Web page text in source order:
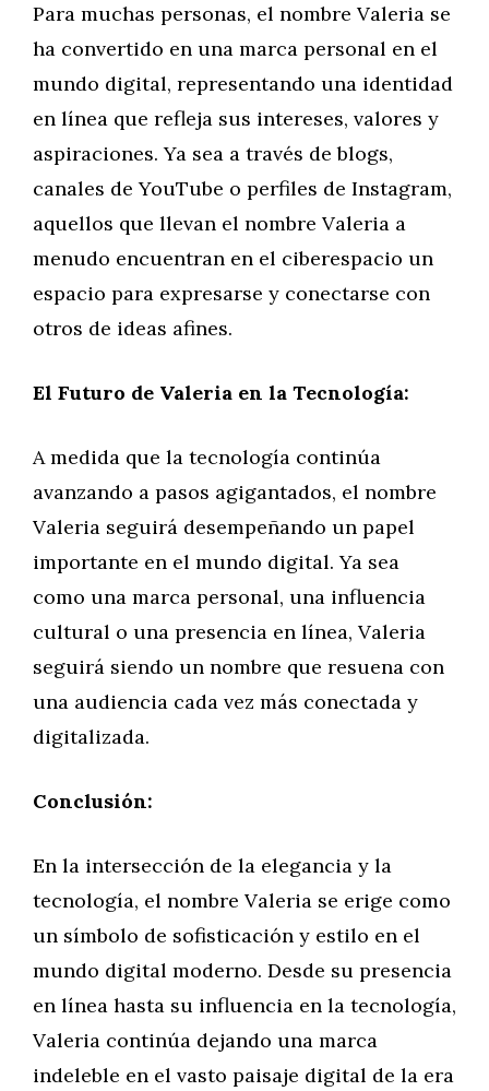
Para muchas personas, el nombre Valeria se
ha convertido en una marca personal en el
mundo digital, representando una identidad
en línea que refleja sus intereses, valores y
aspiraciones. Ya sea a través de blogs,
canales de YouTube o perfiles de Instagram,
aquellos que llevan el nombre Valeria a
menudo encuentran en el ciberespacio un
espacio para expresarse y conectarse con
otros de ideas afines.
El Futuro de Valeria en la Tecnología:
A medida que la tecnología continúa
avanzando a pasos agigantados, el nombre
Valeria seguirá desempeñando un papel
importante en el mundo digital. Ya sea
como una marca personal, una influencia
cultural o una presencia en línea, Valeria
seguirá siendo un nombre que resuena con
una audiencia cada vez más conectada y
digitalizada.
Conclusión:
En la intersección de la elegancia y la
tecnología, el nombre Valeria se erige como
un símbolo de sofisticación y estilo en el
mundo digital moderno. Desde su presencia
en línea hasta su influencia en la tecnología,
Valeria continúa dejando una marca
indeleble en el vasto paisaje digital de la era